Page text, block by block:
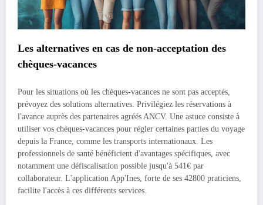
Les alternatives en cas de non-acceptation des
chèques-vacances
Pour les situations où les chèques-vacances ne sont pas acceptés,
prévoyez des solutions alternatives. Privilégiez les réservations à
l'avance auprès des partenaires agréés ANCV. Une astuce consiste à
utiliser vos chèques-vacances pour régler certaines parties du voyage
depuis la France, comme les transports internationaux. Les
professionnels de santé bénéficient d'avantages spécifiques, avec
notamment une défiscalisation possible jusqu'à 541€ par
collaborateur. L'application App'Ines, forte de ses 42800 praticiens,
facilite l'accès à ces différents services.